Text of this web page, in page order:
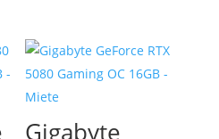
Gigabyte